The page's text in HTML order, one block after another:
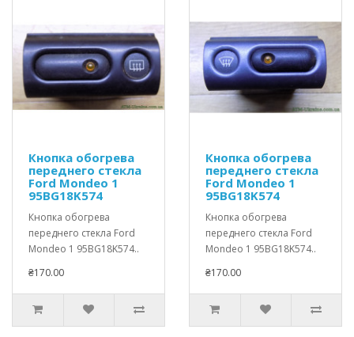
Кнопка обогрева
переднего стекла
Ford Mondeo 1
95BG18K574
Кнопка обогрева
переднего стекла Ford
Mondeo 1 95BG18K574..
₴170.00
Кнопка обогрева
переднего стекла
Ford Mondeo 1
95BG18K574
Кнопка обогрева
переднего стекла Ford
Mondeo 1 95BG18K574..
₴170.00